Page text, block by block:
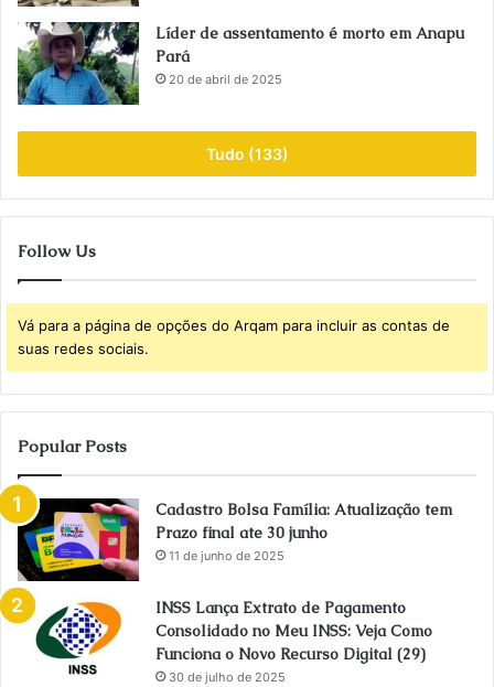
Líder de assentamento é morto em Anapu
Pará
20 de abril de 2025
Tudo (133)
Follow Us
Vá para a página de opções do Arqam para incluir as contas de
suas redes sociais.
Popular Posts
Cadastro Bolsa Família: Atualização tem
Prazo final ate 30 junho
11 de junho de 2025
INSS Lança Extrato de Pagamento
Consolidado no Meu INSS: Veja Como
Funciona o Novo Recurso Digital (29)
30 de julho de 2025